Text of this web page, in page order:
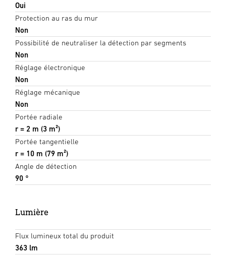
Oui
Protection au ras du mur
Non
Possibilité de neutraliser la détection par segments
Non
Réglage électronique
Non
Réglage mécanique
Non
Portée radiale
r = 2 m (3 m²)
Portée tangentielle
r = 10 m (79 m²)
Angle de détection
90 °
Lumière
Flux lumineux total du produit
363 lm